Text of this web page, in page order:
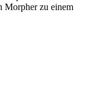
Morpher zu einem